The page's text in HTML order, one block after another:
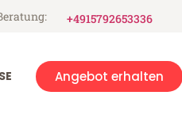
+4915792653336
Angebot erhalten